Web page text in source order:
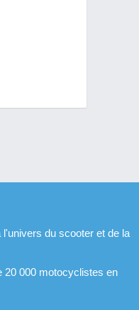
du scooter et de la
20 000 motocyclistes en